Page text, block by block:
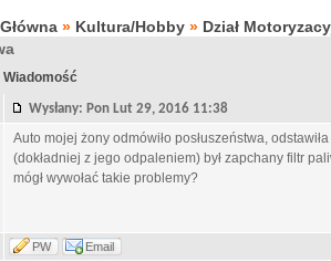
» Kultura/Hobby » Dział
Wiadomość
Wysłany: Pon Lut 29, 2016 11:38
Auto mojej żony odmówiło posłuszeństwa,
(dokładniej z jego odpaleniem) był zapchany filtr
mógł wywołać takie problemy?
PW Email